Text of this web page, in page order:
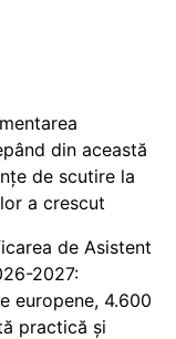
din această
de scutire la
a crescut
de Asistent
2027:
europene, 4.600
practică și